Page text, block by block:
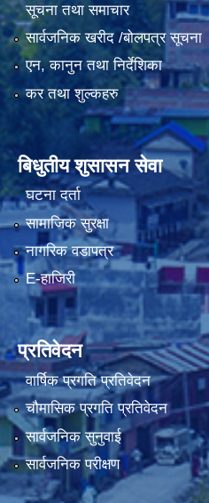
सूचना तथा समाचार
सार्वजनिक खरीद /बोलपत्र सूचना
एन, कानुन तथा निर्देशिका
कर तथा शुल्कहरु
बिधुतीय शुसासन सेवा
घटना दर्ता
सामाजिक सुरक्षा
नागरिक वडापत्र
E-हाजिरी
प्रतिवेदन
वार्षिक प्रगति प्रतिवेदन
चौमासिक प्रगति प्रतिवेदन
सार्वजनिक सुनुवाई
सार्वजनिक परीक्षण